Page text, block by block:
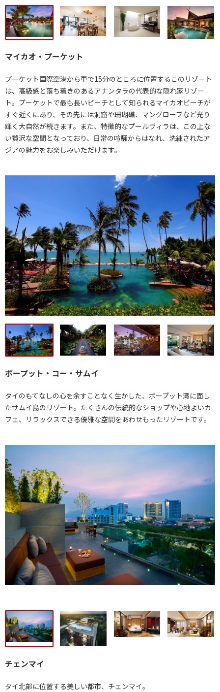
マイカオ・プーケット
プーケット国際空港から車で15分のところに位置するこのリゾート
は、高級感と落ち着きのあるアナンタラの代表的な隠れ家リゾー
ト。プーケットで最も長いビーチとして知られるマイカオビーチが
すぐ近くにあり、その先には洞窟や珊瑚礁、マングローブなど光り
輝く大自然が続きます。また、特徴的なプールヴィラは、この上な
い贅沢な空間となっており、日常の喧騒からはなれ、洗練されたア
ジアの魅力をお楽しみいただけます。
ボープット・コー・サムイ
タイのもてなしの心を余すことなく生かした、ボープット湾に面し
たサムイ島のリゾート。たくさんの伝統的なショップや心地よいカ
フェ、リラックスできる優雅な空間をあわせもったリゾートです。
チェンマイ
タイ北部に位置する美しい都市、チェンマイ。